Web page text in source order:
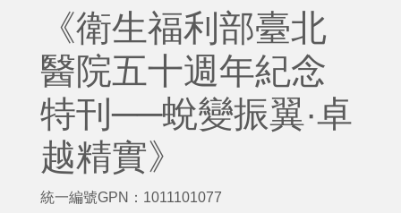
《衛生福利部臺北
醫院五十週年紀念
特刊──蛻變振翼·卓
越精實》
統一編號GPN：1011101077